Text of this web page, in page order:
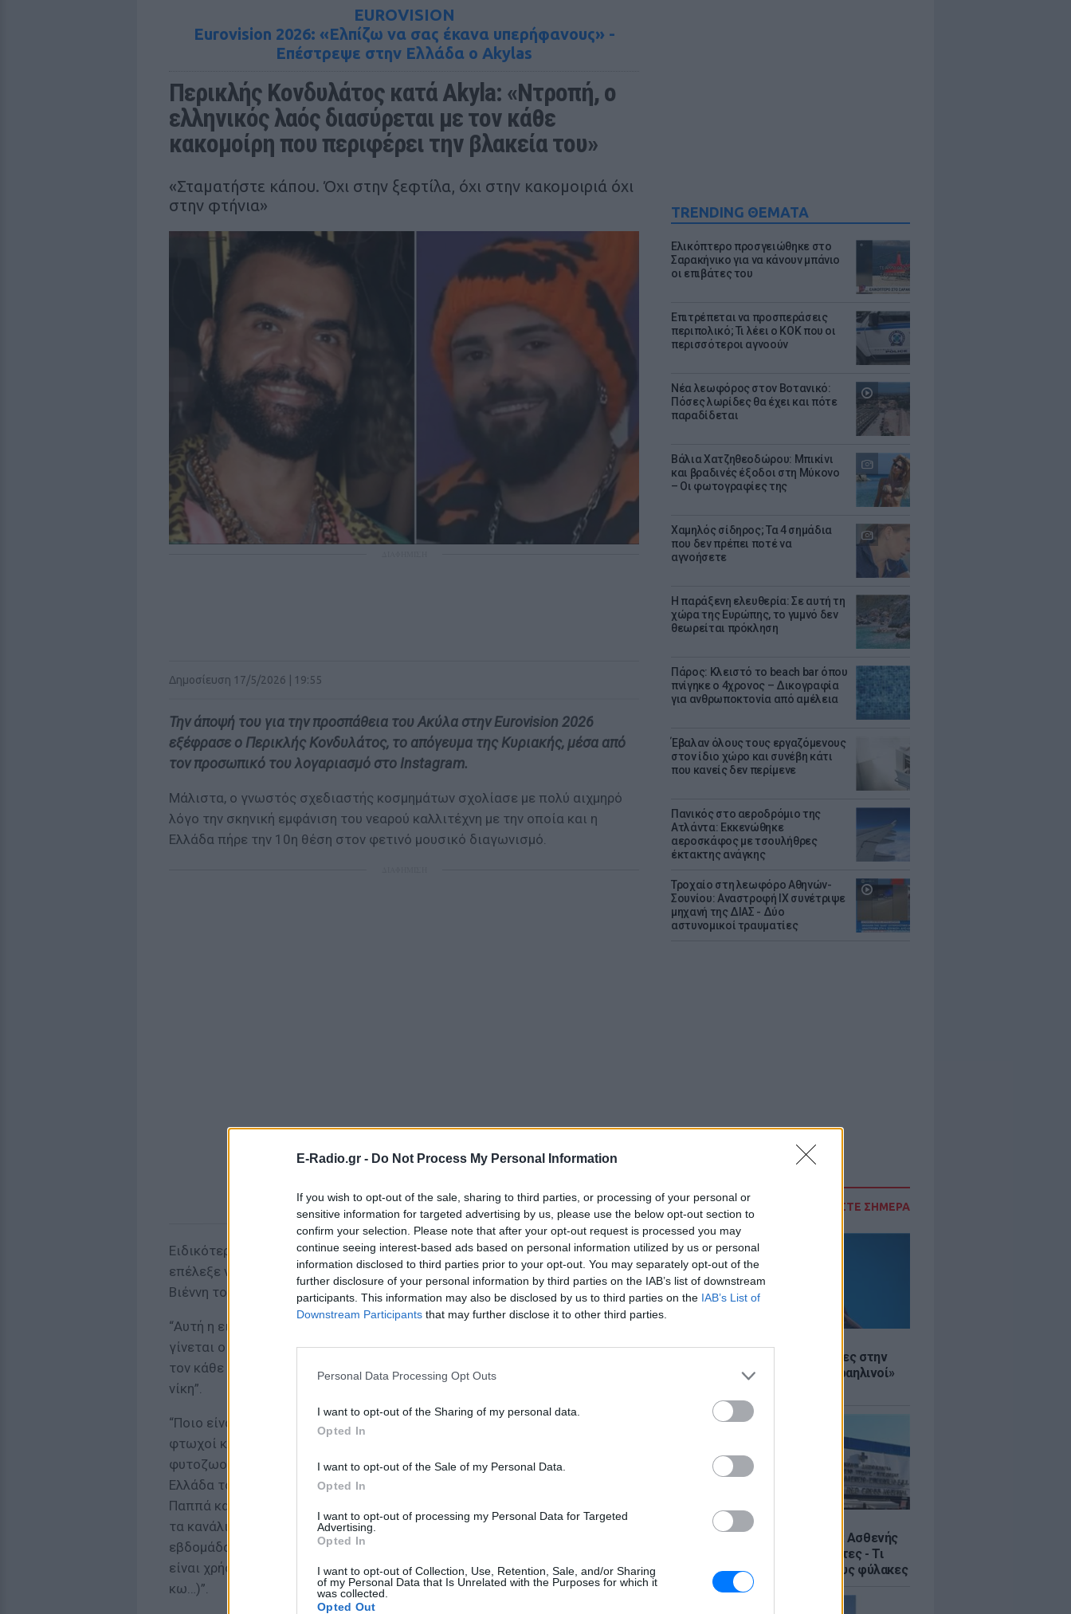
E-Radio.gr - Do Not Process My Personal Information
If you wish to opt-out of the sale, sharing to third parties, or processing of your personal or
sensitive information for targeted advertising by us, please use the below opt-out section to
confirm your selection. Please note that after your opt-out request is processed you may
continue seeing interest-based ads based on personal information utilized by us or personal
information disclosed to third parties prior to your opt-out. You may separately opt-out of the
further disclosure of your personal information by third parties on the IAB’s list of downstream
participants. This information may also be disclosed by us to third parties on the IAB’s List of
Downstream Participants that may further disclose it to other third parties.
Personal Data Processing Opt Outs
I want to opt-out of the Sharing of my personal data.
Opted In
I want to opt-out of the Sale of my Personal Data.
Opted In
I want to opt-out of processing my Personal Data for Targeted
Advertising.
Opted In
I want to opt-out of Collection, Use, Retention, Sale, and/or Sharing
of my Personal Data that Is Unrelated with the Purposes for which it
was collected.
Opted Out
TRENDING ΘΕΜΑΤΑ
Ελικόπτερο προσγειώθηκε στο
Σαρακήνικο για να κάνουν μπάνιο
οι επιβάτες του
Επιτρέπεται να προσπεράσεις
περιπολικό; Τι λέει ο ΚΟΚ που οι
περισσότεροι αγνοούν
Νέα λεωφόρος στον Βοτανικό:
Πόσες λωρίδες θα έχει και πότε
παραδίδεται
Βάλια Χατζηθεοδώρου: Μπικίνι
και βραδινές έξοδοι στη Μύκονο
– Οι φωτογραφίες της
Χαμηλός σίδηρος; Τα 4 σημάδια
που δεν πρέπει ποτέ να
αγνοήσετε
Η παράξενη ελευθερία: Σε αυτή τη
χώρα της Ευρώπης, το γuμνό δεν
θεωρείται πρόκληση
Πάρος: Κλειστό το beach bar όπου
πνίγηκε ο 4χρονος – Δικογραφία
για ανθρωποκτονία από αμέλεια
Έβαλαν όλους τους εργαζόμενους
στον ίδιο χώρο και συνέβη κάτι
που κανείς δεν περίμενε
Πανικός στο αεροδρόμιο της
Ατλάντα: Εκκενώθηκε
αεροσκάφος με τσουλήθρες
έκτακτης ανάγκης
Τροχαίο στη λεωφόρο Αθηνών-
Σουνίου: Αναστροφή ΙΧ συνέτριψε
μηχανή της ΔΙΑΣ - Δύο
αστυνομικοί τραυματίες
ΔΙΑΒΑΣΤΕ ΣΗΜΕΡΑ
Ισραηλινό ΥΠΕΞ προς τουρίστες στην
Ελλάδα: «Κρύψτε ότι είστε Ισραηλινοί»
ΕΙΔΗΣΕΙΣ
Επίθεση στον Ερυθρό Σταυρό: Ασθενής
χτύπησε νοσηλεύτρια σε πόρτες - Τι
καταγγέλλει η ΠΟΕΔΗΝ για τους φύλακες
EUROVISION
Eurovision 2026: «Ελπίζω να σας έκανα υπερήφανους» -
Επέστρεψε στην Ελλάδα ο Akylas
Περικλής Κονδυλάτος κατά Akyla: «Ντροπή, ο
ελληνικός λαός διασύρεται με τον κάθε
κακομοίρη που περιφέρει την βλακεία του»
«Σταματήστε κάπου. Όχι στην ξεφτίλα, όχι στην κακομοιριά όχι
στην φτήνια»
Δημοσίευση 17/5/2026 | 19:55
Την άποψή του για την προσπάθεια του Ακύλα στην Eurovision 2026
εξέφρασε ο Περικλής Κονδυλάτος, το απόγευμα της Κυριακής, μέσα από
τον προσωπικό του λογαριασμό στο Instagram.
Μάλιστα, ο γνωστός σχεδιαστής κοσμημάτων σχολίασε με πολύ αιχμηρό
λόγο την σκηνική εμφάνιση του νεαρού καλλιτέχνη με την οποία και η
Ελλάδα πήρε την 10η θέση στον φετινό μουσικό διαγωνισμό.
Ειδικότερα, όπως βλέπουμε στα social media, ο Περικλής Κονδυλάτος
επέλεξε να αναρτήσει ένα στιγμιότυπο του Ακύλα από τις ημέρες στην
Βιέννη το οποίο και συνόδευσε με το εξής κείμενο.
“Αυτή η εικόνα με ό,τι συνεπάγεται είναι ντροπή για την Ελλάδα. Δεν
γίνεται ο ελληνικός λαός να διασύρεται με δικά του χρήματα κάθε χρόνο με
τον κάθε κακομοίρη που περιφέρει την βλακεία του σαν άποψη και σαν
νίκη”.
“Ποιο είναι το επίτευγμα δηλαδή? Ό,τι είναι φτωχός ή gay? Άλλοι άνθρωποι
φτωχοί και gay δεν υπάρχουν? Οι αθλητές μας που είναι πάμφτωχοι και
φυτοζωούν και παλεύουν μόνοι τους δεν σας νοιάζουν? Είναι ντροπή η
Ελλάδα του Χατζηδάκη, του Θεοδωράκη, του Παπαθανασίου, της Ειρήνης
Παππά και πολλών άλλων διεθνών, το 2026 να δείχνει αυτό. Σταματήστε
τα κανάλια να τον δείχνετε σαν ήρωα όταν εσείς οι ίδιοι την επόμενη
εβδομάδα θα τον πετάξετε σαν στυμμένη λεμονόκουπα γιατί δεν θα σας
είναι χρήσιμος στο να πουλήσετε συμπερίληψη και ανθρωπισμό (του
κω…)”.